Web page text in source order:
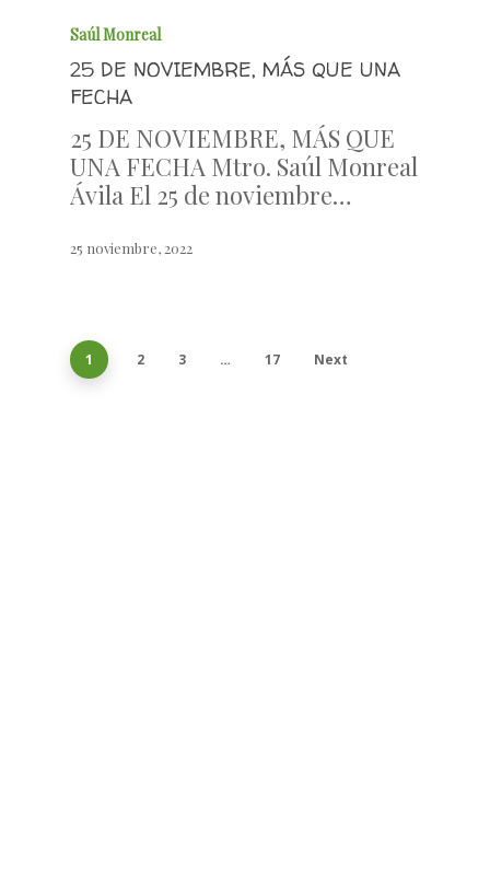
Saúl Monreal
25 DE NOVIEMBRE, MÁS QUE UNA
FECHA
25 DE NOVIEMBRE, MÁS QUE
UNA FECHA Mtro. Saúl Monreal
Ávila El 25 de noviembre…
25 noviembre, 2022
1 2 3 … 17 Next